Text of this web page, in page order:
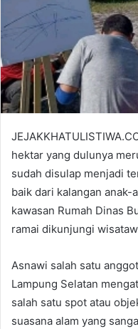
hektar yang dulunya
sudah disulap menjadi
baik dari kalangan
kawasan Rumah Dinas
ramai dikunjungi
Asnawi salah satu
Lampung Selatan
salah satu spot atau
suasana alam yang